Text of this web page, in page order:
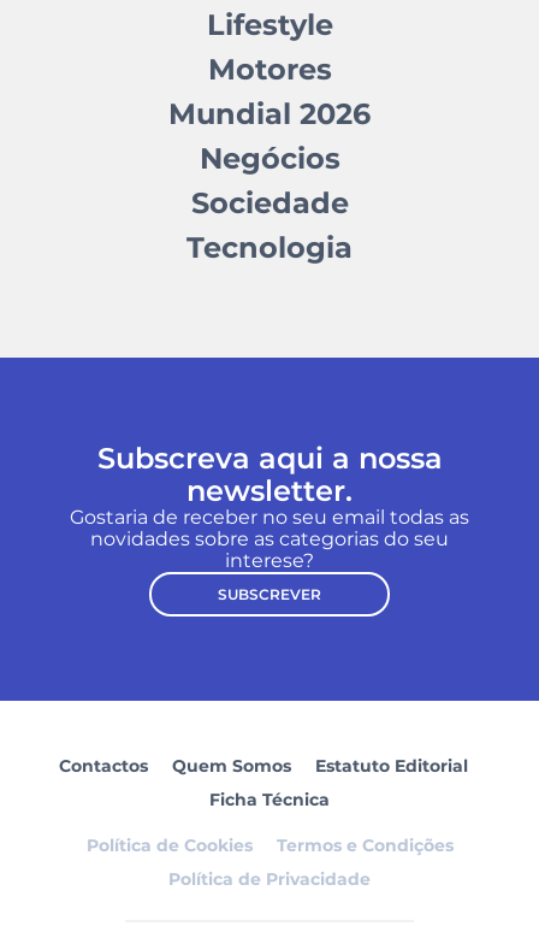
Lifestyle
Motores
Mundial 2026
Negócios
Sociedade
Tecnologia
Subscreva aqui a nossa
newsletter.
Gostaria de receber no seu email todas as
novidades sobre as categorias do seu
interese?
SUBSCREVER
Contactos Quem Somos
Estatuto Editorial
Ficha Técnica
Política de Cookies
Termos e Condições
Política de Privacidade